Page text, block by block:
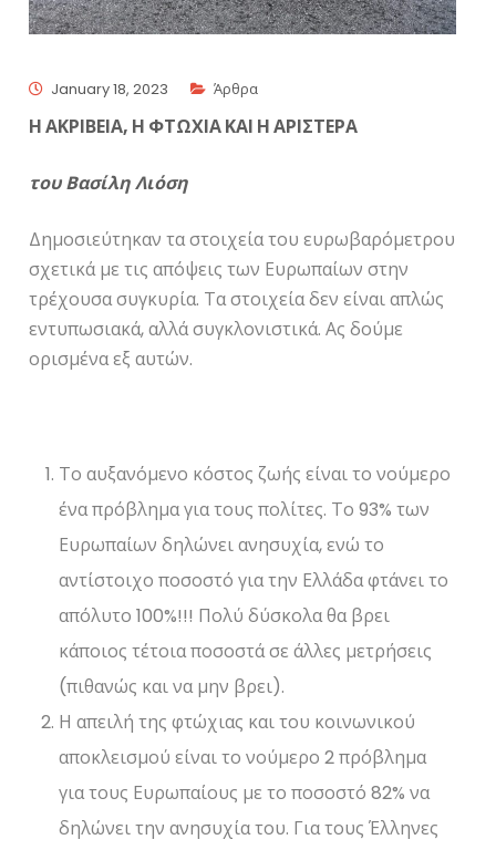
January 18, 2023 Άρθρα
Η ΑΚΡΙΒΕΙΑ, Η ΦΤΩΧΙΑ ΚΑΙ Η ΑΡΙΣΤΕΡΑ
του Βασίλη Λιόση
Δημοσιεύτηκαν τα στοιχεία του ευρωβαρόμετρου
σχετικά με τις απόψεις των Ευρωπαίων στην
τρέχουσα συγκυρία. Τα στοιχεία δεν είναι απλώς
εντυπωσιακά, αλλά συγκλονιστικά. Ας δούμε
ορισμένα εξ αυτών.
Το αυξανόμενο κόστος ζωής είναι το νούμερο
ένα πρόβλημα για τους πολίτες. Το 93% των
Ευρωπαίων δηλώνει ανησυχία, ενώ το
αντίστοιχο ποσοστό για την Ελλάδα φτάνει το
απόλυτο 100%!!! Πολύ δύσκολα θα βρει
κάποιος τέτοια ποσοστά σε άλλες μετρήσεις
(πιθανώς και να μην βρει).
Η απειλή της φτώχιας και του κοινωνικού
αποκλεισμού είναι το νούμερο 2 πρόβλημα
για τους Ευρωπαίους με το ποσοστό 82% να
δηλώνει την ανησυχία του. Για τους Έλληνες